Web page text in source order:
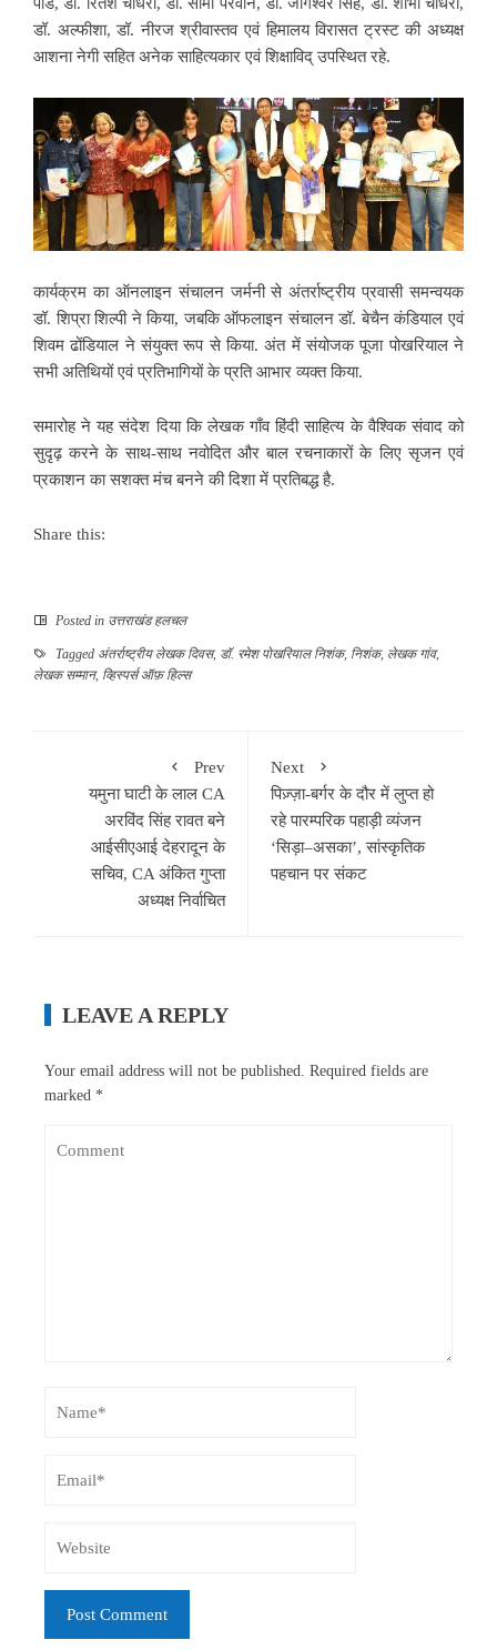
पांडे, डॉ. रितेश चौधरी, डॉ. सीमा परवीन, डॉ. जागेश्वर सिंह, डॉ. शोभा चौधरी,
डॉ. अल्फीशा, डॉ. नीरज श्रीवास्तव एवं हिमालय विरासत ट्रस्ट की अध्यक्ष
आशना नेगी सहित अनेक साहित्यकार एवं शिक्षाविद् उपस्थित रहे.
कार्यक्रम का ऑनलाइन संचालन जर्मनी से अंतर्राष्ट्रीय प्रवासी समन्वयक
डॉ. शिप्रा शिल्पी ने किया, जबकि ऑफलाइन संचालन डॉ. बेचैन कंडियाल एवं
शिवम ढोंडियाल ने संयुक्त रूप से किया. अंत में संयोजक पूजा पोखरियाल ने
सभी अतिथियों एवं प्रतिभागियों के प्रति आभार व्यक्त किया.
समारोह ने यह संदेश दिया कि लेखक गाँव हिंदी साहित्य के वैश्विक संवाद को
सुदृढ़ करने के साथ-साथ नवोदित और बाल रचनाकारों के लिए सृजन एवं
प्रकाशन का सशक्त मंच बनने की दिशा में प्रतिबद्ध है.
Share this:
Posted in उत्तराखंड हलचल
Tagged अंतर्राष्ट्रीय लेखक दिवस, डॉ. रमेश पोखरियाल निशंक, निशंक, लेखक गांव,
लेखक सम्मान, व्हिस्पर्स ऑफ़ हिल्स
Prev
यमुना घाटी के लाल CA
अरविंद सिंह रावत बने
आईसीएआई देहरादून के
सचिव, CA अंकित गुप्ता
अध्यक्ष निर्वाचित
Next
पिज़्ज़ा-बर्गर के दौर में लुप्त हो
रहे पारम्परिक पहाड़ी व्यंजन
‘सिड़ा–असका’, सांस्कृतिक
पहचान पर संकट
LEAVE A REPLY
Your email address will not be published.
Required fields are
marked *